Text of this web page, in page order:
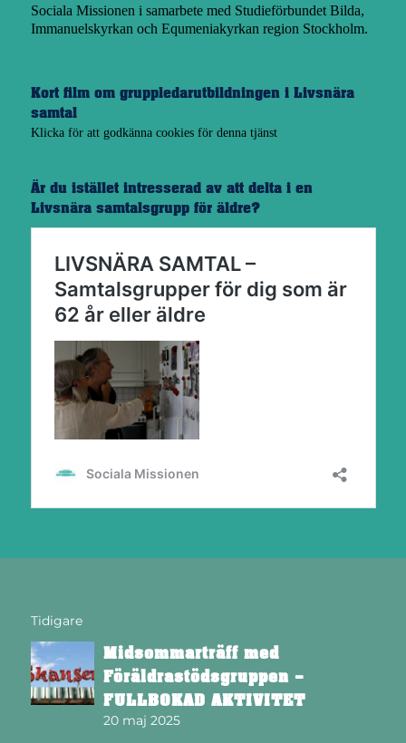
Sociala Missionen i samarbete med Studieförbundet Bilda,
Immanuelskyrkan och Equmeniakyrkan region Stockholm.
Kort film om gruppledarutbildningen i Livsnära
samtal
Klicka för att godkänna cookies för denna tjänst
Är du istället intresserad av att delta i en
Livsnära samtalsgrupp för äldre?
Tidigare
Midsommarträff med
Föräldrastödsgruppen –
FULLBOKAD AKTIVITET
20 maj 2025